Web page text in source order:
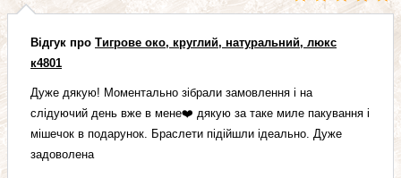
Відгук про Тигрове око, круглий, натуральний, люкс
к4801
Дуже дякую! Моментально зібрали замовлення і на
слідуючий день вже в мене❤️ дякую за таке миле пакування і
мішечок в подарунок. Браслети підійшли ідеально. Дуже
задоволена